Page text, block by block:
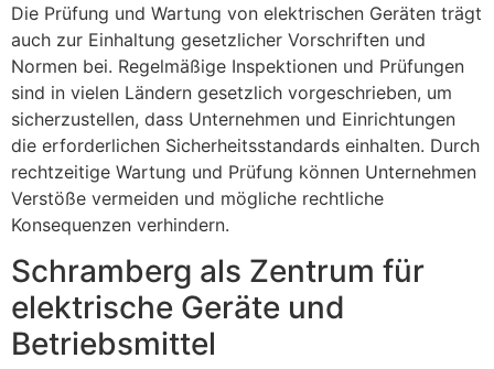
Die Prüfung und Wartung von elektrischen Geräten trägt
auch zur Einhaltung gesetzlicher Vorschriften und
Normen bei. Regelmäßige Inspektionen und Prüfungen
sind in vielen Ländern gesetzlich vorgeschrieben, um
sicherzustellen, dass Unternehmen und Einrichtungen
die erforderlichen Sicherheitsstandards einhalten. Durch
rechtzeitige Wartung und Prüfung können Unternehmen
Verstöße vermeiden und mögliche rechtliche
Konsequenzen verhindern.
Schramberg als Zentrum für
elektrische Geräte und
Betriebsmittel